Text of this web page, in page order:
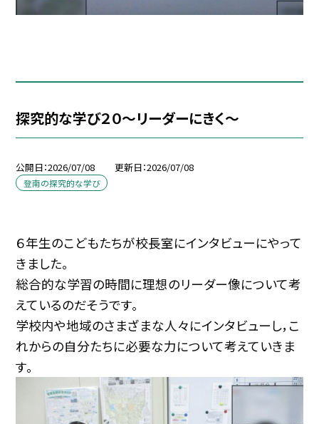
探究的な学び２０～リーダーにきく～
公開日 2026/07/08 更新日 2026/07/08
登南の探究的な学び
６年生のこどもたちが校長室にインタビューにやって
きました。
総合的な学習の時間に理想のリーダー像について考
えているのだそうです。
学校内や地域のさまざまな人々にインタビューし，こ
れからの自分たちに必要な力について考えていきま
す。